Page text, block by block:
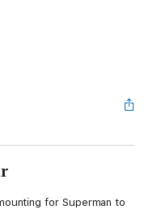
for Superman to